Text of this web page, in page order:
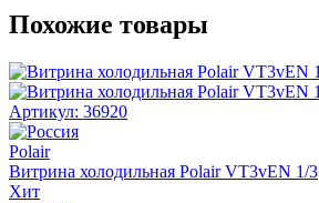
Похожие товары
Артикул: 36920
Polair
Витрина холодильная Polair VT3vEN 1/3
Хит